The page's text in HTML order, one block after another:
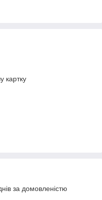
картку
за домовленістю